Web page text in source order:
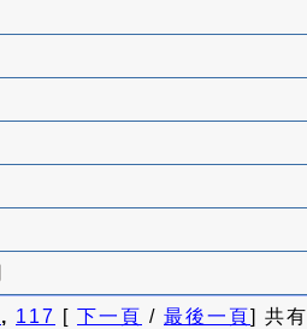
, 117 [ 下一頁 / 最後一頁] 共有